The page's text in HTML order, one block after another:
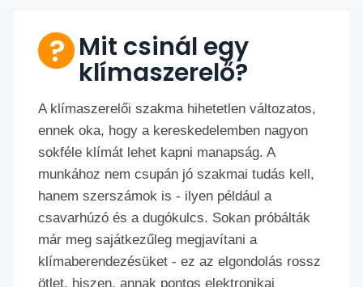
Mit csinál egy
klímaszerelő?
A klímaszerelői szakma hihetetlen változatos,
ennek oka, hogy a kereskedelemben nagyon
sokféle klímát lehet kapni manapság. A
munkához nem csupán jó szakmai tudás kell,
hanem szerszámok is - ilyen például a
csavarhúzó és a dugókulcs. Sokan próbálták
már meg sajátkezűleg megjavítani a
klímaberendezésüket - ez az elgondolás rossz
ötlet, hiszen, annak pontos elektronikai